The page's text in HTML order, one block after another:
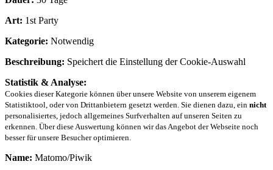
Art: 1st Party
Kategorie: Notwendig
Beschreibung: Speichert die Einstellung der Cookie-Auswahl
Statistik & Analyse:
Cookies dieser Kategorie können über unsere Website von unserem eigenem
Statistiktool, oder von Drittanbietern gesetzt werden. Sie dienen dazu, ein nicht
personalisiertes, jedoch allgemeines Surfverhalten auf unseren Seiten zu
erkennen. Über diese Auswertung können wir das Angebot der Webseite noch
besser für unsere Besucher optimieren.
Name: Matomo/Piwik